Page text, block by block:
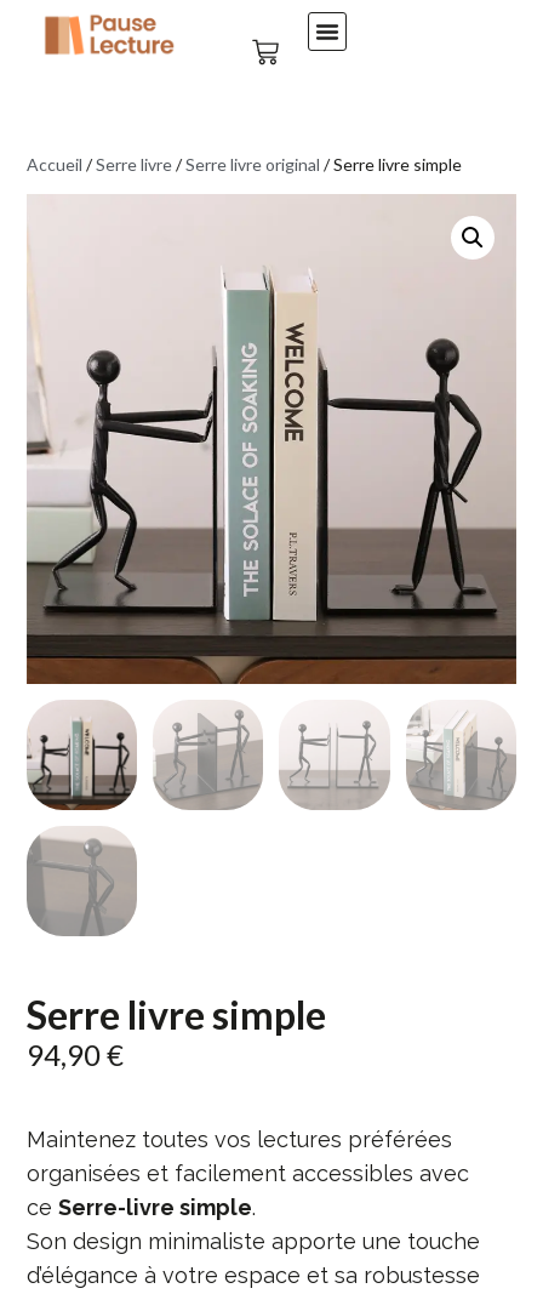
Serre livre simple
94,90€
Maintenez toutes vos lectures préférées
organisées et facilement accessibles avec
ceSerre-livre simple.
Son design minimaliste apporte une touche
d’élégance à votre espace et sa robustesse
Accueil /Serre livre/Serre livre original / Serre livre simple